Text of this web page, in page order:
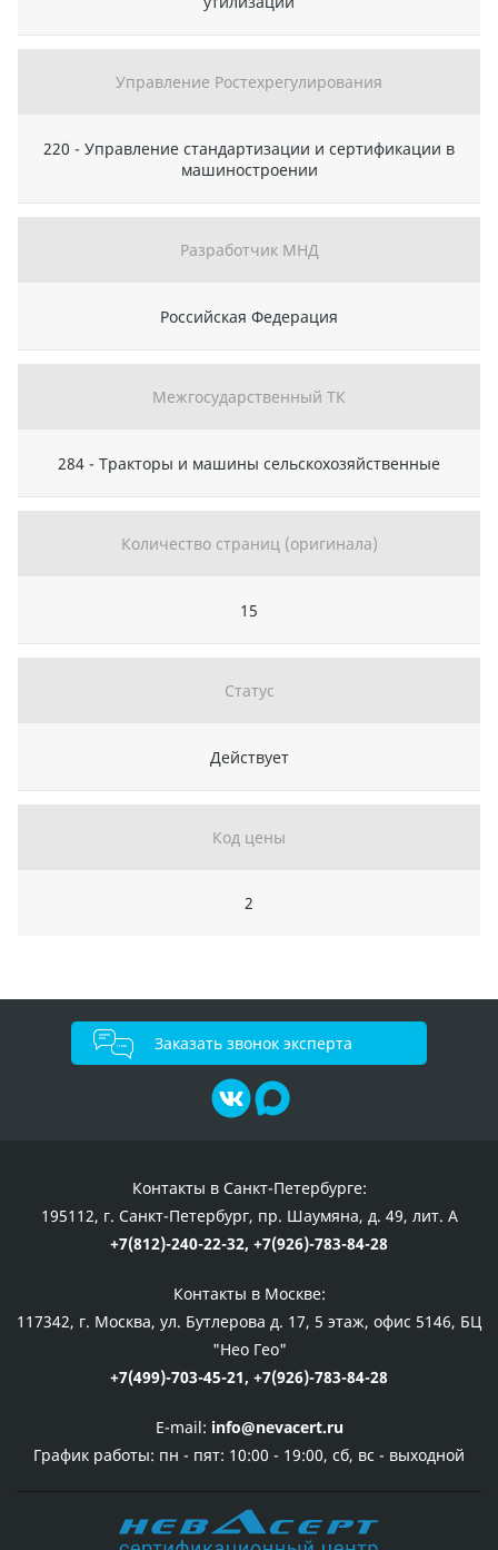
Управление Ростехрегулирования
220 - Управление стандартизации и сертификации в
машиностроении
Разработчик МНД
Российская Федерация
Межгосударственный ТК
284 - Тракторы и машины сельскохозяйственные
Количество страниц (оригинала)
15
Статус
Действует
Код цены
2
Заказать звонок эксперта
Контакты в Санкт-Петербурге:
195112, г. Санкт-Петербург, пр. Шаумяна, д. 49, лит. А
+7(812)-240-22-32, +7(926)-783-84-28
Контакты в Москве:
117342, г. Москва, ул. Бутлерова д. 17, 5 этаж, офис 5146, БЦ
"Нео Гео"
+7(499)-703-45-21, +7(926)-783-84-28
E-mail: info@nevacert.ru
График работы: пн - пят: 10:00 - 19:00, сб, вс - выходной